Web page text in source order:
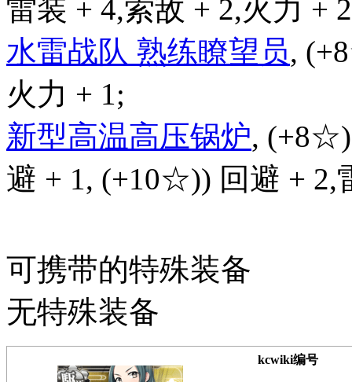
雷装 + 4,索敌 + 2,火力 +
水雷战队 熟练瞭望员,
火力 + 1;
新型高温高压锅炉,
避 + 1, (+10☆)) 回避 + 2,
可携带的特殊装备
无特殊装备
kcwiki编号